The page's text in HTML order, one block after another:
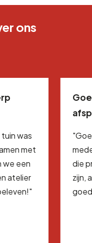
ons
was
met
we een
atelier
die
zijn,